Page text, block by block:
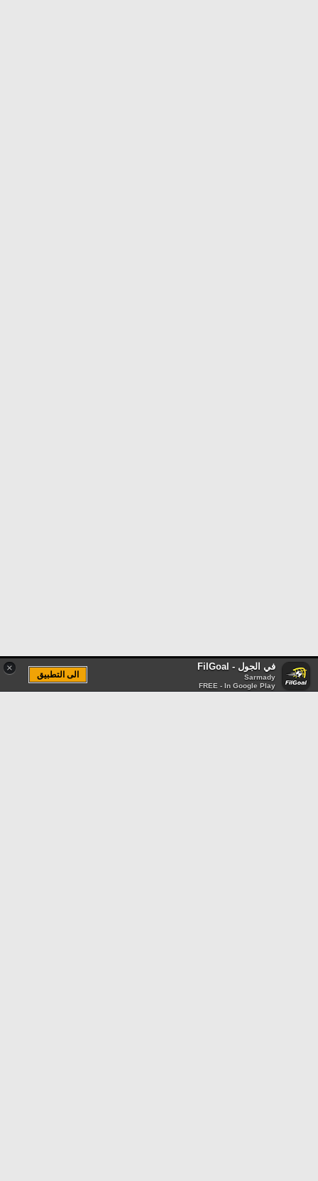
× في الجول - FilGoal
Sarmady
FREE - In Google Play
الى التطبيق